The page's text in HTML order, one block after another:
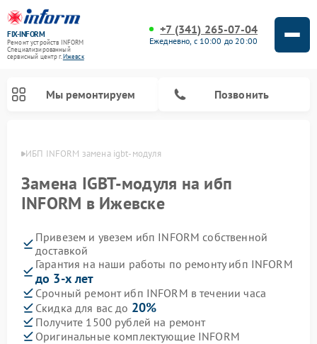
FIX-INFORM
Ремонт устройств INFORM
Специализированный
cервисный центр г.Ижевск
+7 (341) 265-07-04
Ежедневно, с 10:00 до 20:00
Мы ремонтируем Позвонить
ИБП INFORM замена igbt-модуля
Замена IGBT-модуля на ибп
INFORM в Ижевске
Привезем и увезем ибп INFORM собственной
доставкой
Гарантия на наши работы по ремонту ибп INFORM
до 3-х лет
Срочный ремонт ибп INFORM в течении часа
Скидка для вас до 20%
Получите 1500 рублей на ремонт
Оригинальные комплектующие INFORM